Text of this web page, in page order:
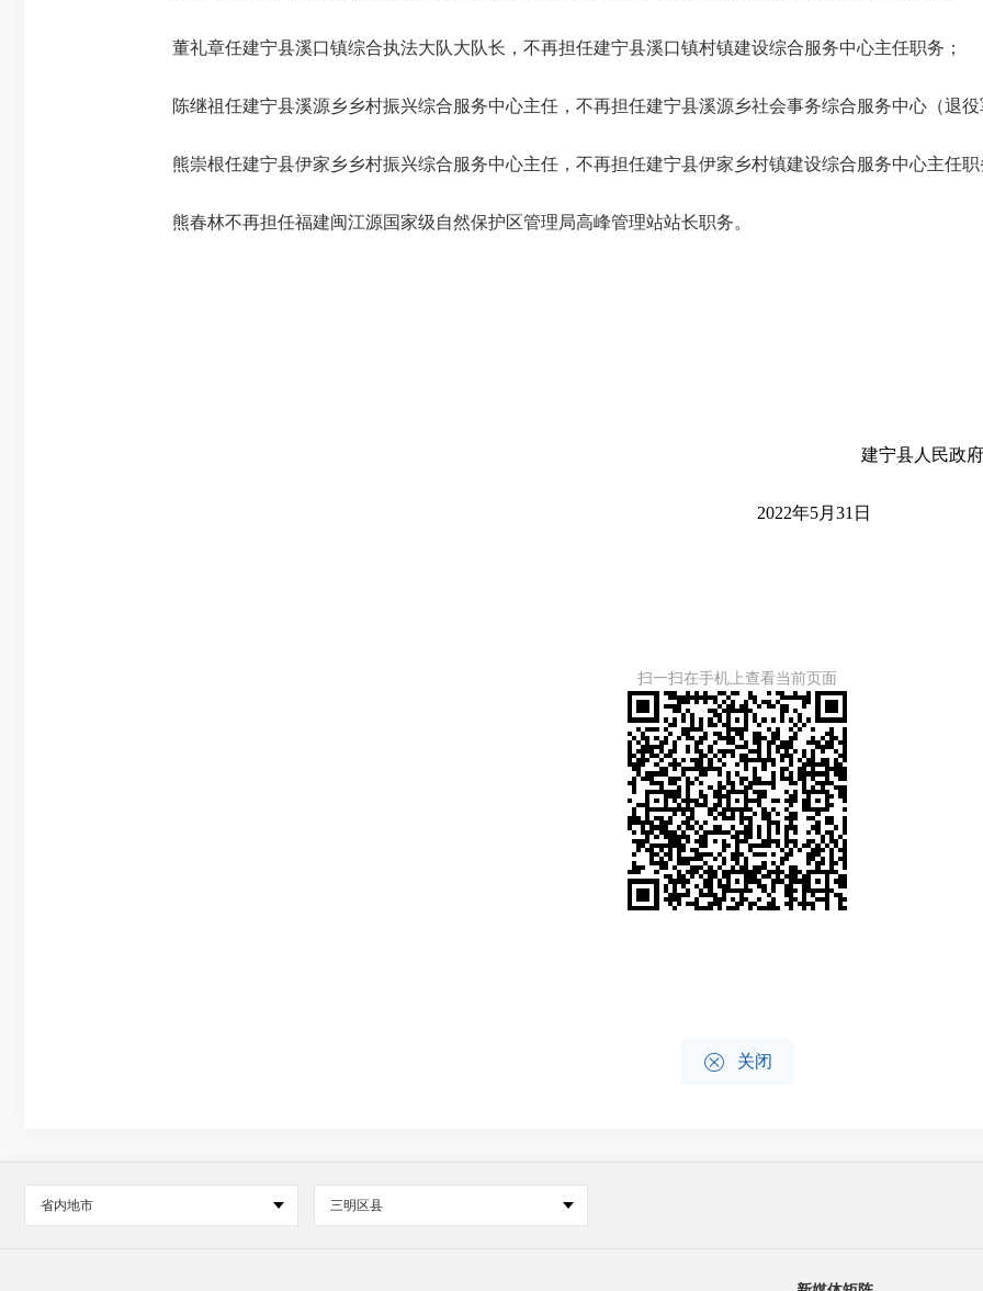
董礼章任建宁县溪口镇综合执法大队大队长，不再担任建宁县溪口镇村镇建设综合服务中心主任职务；
陈继祖任建宁县溪源乡乡村振兴综合服务中心主任，不再担任建宁县溪源乡社会事务综合服务中心（退
熊崇根任建宁县伊家乡乡村振兴综合服务中心主任，不再担任建宁县伊家乡村镇建设综合服务中心主任职
熊春林不再担任福建闽江源国家级自然保护区管理局高峰管理站站长职务。
建宁县人民政
2022年5月31日
扫一扫在手机上查看当前页面
 关闭
省内地市 三明区县